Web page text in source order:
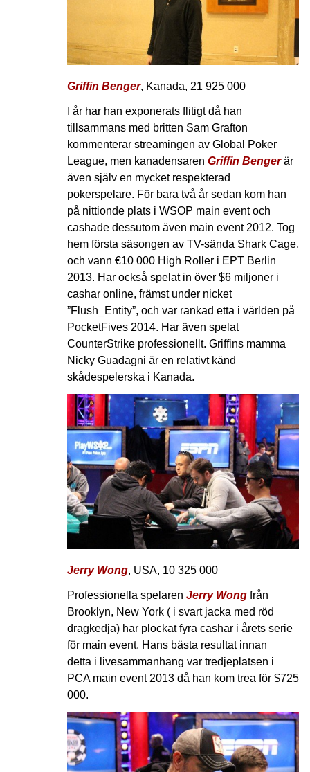
Griffin Benger, Kanada, 21 925 000
I år har han exponerats flitigt då han
tillsammans med britten Sam Grafton
kommenterar streamingen av Global Poker
League, men kanadensaren Griffin Bengerär
även själv en mycket respekterad
pokerspelare. För bara två år sedan kom han
på nittionde plats i WSOP main event och
cashade dessutom även main event 2012. Tog
hem första säsongen av TV-sända Shark Cage,
och vann €10 000 High Roller i EPT Berlin
2013. Har också spelat in över $6 miljoner i
cashar online, främst under nicket
”Flush_Entity”, och var rankad etta i världen på
PocketFives 2014. Har även spelat
CounterStrike professionellt. Griffins mamma
Nicky Guadagni är en relativt känd
skådespelerska i Kanada.
Jerry Wong, USA, 10 325 000
Professionella spelaren Jerry Wongfrån
Brooklyn, New York ( i svart jacka med röd
dragkedja) har plockat fyra cashar i årets serie
för main event. Hans bästa resultat innan
detta i livesammanhang var tredjeplatsen i
PCA main event 2013 då han kom trea för $725
000.